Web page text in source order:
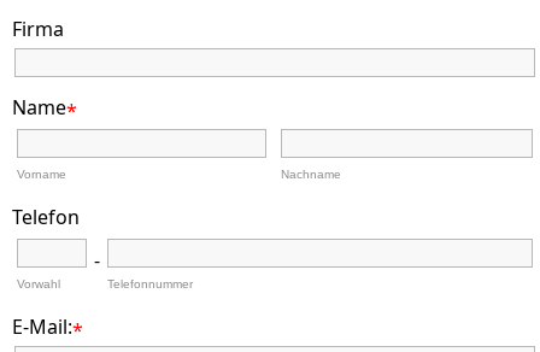
Firma
Name*
Vorname Nachname
Telefon
Vorwahl
-
Telefonnummer
E-Mail:*